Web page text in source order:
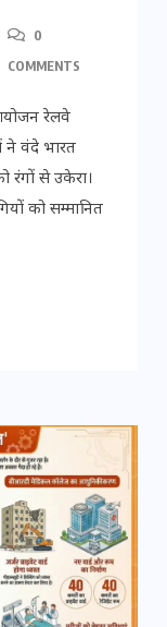
0
COMMENTS
रेलवे
ने वंदे भारत
रंगों से उकेरा।
को सम्मानित